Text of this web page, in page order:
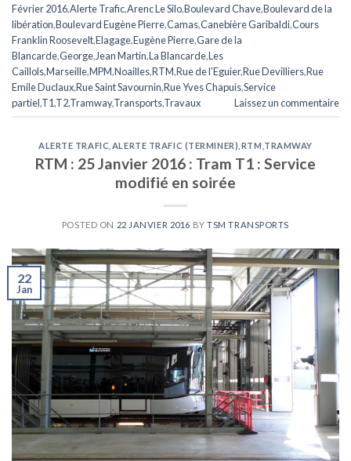
Février 2016,Alerte Trafic,Arenc Le Silo,Boulevard Chave,Boulevard de la
libération,Boulevard Eugène Pierre,Camas,Canebière Garibaldi,Cours
Franklin Roosevelt,Elagage,Eugène Pierre,Gare de la
Blancarde,George,Jean Martin,La Blancarde,Les
Caillols,Marseille,MPM,Noailles,RTM,Rue de l’Eguier,Rue Devilliers,Rue
Emile Duclaux,Rue Saint Savournin,Rue Yves Chapuis,Service
partiel,T1,T2,Tramway,Transports,Travaux Laissez un commentaire
ALERTE TRAFIC ALERTE TRAFIC (TERMINER) RTM TRAMWAY
RTM : 25 Janvier 2016 : Tram T1 : Service
modifié en soirée
POSTED ON 22 JANVIER 2016 BYTSM TRANSPORTS
22
Jan